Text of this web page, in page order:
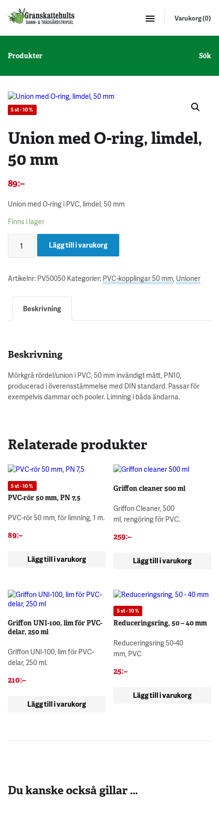
Varukorg (0)
Produkter Sök
5 st - 10 %
Union med O-ring, limdel,
50 mm
89:–
Union med O-ring i PVC, limdel, 50 mm
Finns i lager
Lägg till i varukorg
Artikelnr: PV50050 Kategorier: PVC-kopplingar 50 mm Unioner
Beskrivning
Beskrivning
Mörkgrå rördel/union i PVC, 50 mm invändigt mått, PN10,
producerad i överensstämmelse med DIN standard. Passar för
exempelvis dammar och pooler. Limning i båda ändarna.
Relaterade produkter
5 st - 10 %
PVC-rör 50 mm, PN 7,5
PVC-rör 50 mm, för limning, 1 m.
89:–
Lägg till i varukorg
Griffon cleaner 500 ml
Griffon Cleaner, 500
ml, rengöring för PVC.
259:–
Lägg till i varukorg
Griffon UNI-100, lim för PVC-
delar, 250 ml
Griffon UNI-100, lim för PVC-
delar, 250 ml.
210:–
Lägg till i varukorg
5 st - 10 %
Reduceringsring, 50 – 40 mm
Reduceringsring 50-40
mm, PVC
25:–
Lägg till i varukorg
Du kanske också gillar …